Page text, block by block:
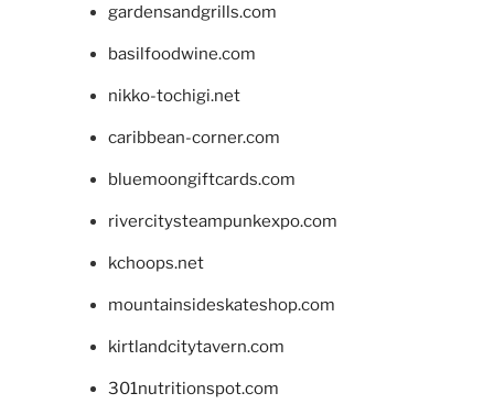
gardensandgrills.com
basilfoodwine.com
nikko-tochigi.net
caribbean-corner.com
bluemoongiftcards.com
rivercitysteampunkexpo.com
kchoops.net
mountainsideskateshop.com
kirtlandcitytavern.com
301nutritionspot.com